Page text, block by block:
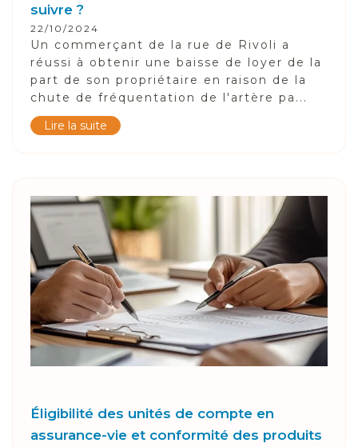
suivre ?
22/10/2024
Un commerçant de la rue de Rivoli a
réussi à obtenir une baisse de loyer de la
part de son propriétaire en raison de la
chute de fréquentation de l'artère pa...
Lire la suite
Éligibilité des unités de compte en
assurance-vie et conformité des produits